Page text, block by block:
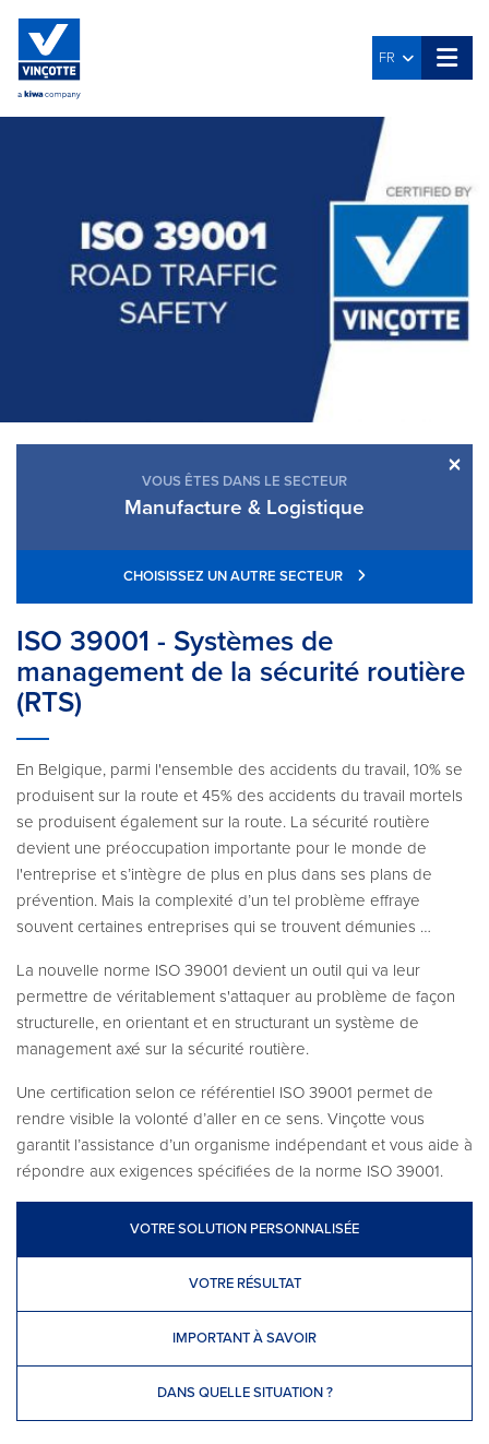
FR
×
VOUS ÊTES DANS LE SECTEUR
Manufacture & Logistique
CHOISISSEZ UN AUTRE SECTEUR
ISO 39001 - Systèmes de
management de la sécurité routière
(RTS)
En Belgique, parmi l'ensemble des accidents du travail, 10% se
produisent sur la route et 45% des accidents du travail mortels
se produisent également sur la route. La sécurité routière
devient une préoccupation importante pour le monde de
l'entreprise et s’intègre de plus en plus dans ses plans de
prévention. Mais la complexité d’un tel problème effraye
souvent certaines entreprises qui se trouvent démunies …
La nouvelle norme ISO 39001 devient un outil qui va leur
permettre de véritablement s'attaquer au problème de façon
structurelle, en orientant et en structurant un système de
management axé sur la sécurité routière.
Une certification selon ce référentiel ISO 39001 permet de
rendre visible la volonté d’aller en ce sens. Vinçotte vous
garantit l’assistance d’un organisme indépendant et vous aide à
répondre aux exigences spécifiées de la norme ISO 39001.
VOTRE SOLUTION PERSONNALISÉE
VOTRE RÉSULTAT
IMPORTANT À SAVOIR
DANS QUELLE SITUATION ?